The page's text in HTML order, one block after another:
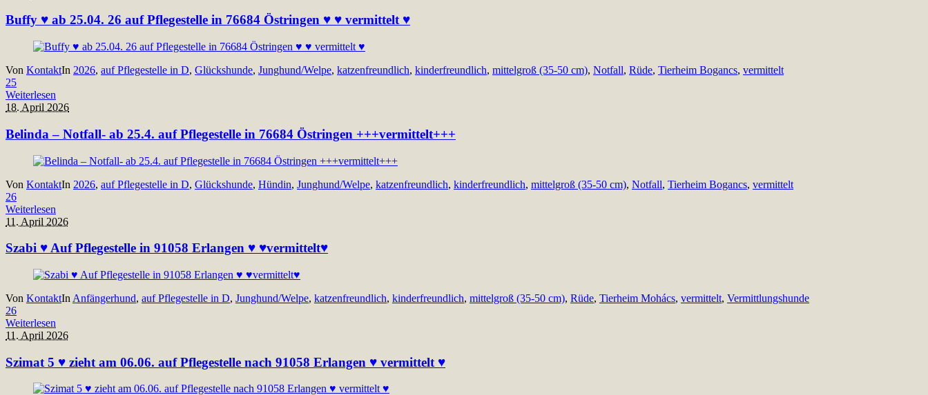
Buffy ♥ ab 25.04. 26 auf Pflegestelle in 76684 Östringen ♥ ♥ vermittelt ♥
Von KontaktIn 2026, auf Pflegestelle in D, Glückshunde, Junghund/Welpe, katzenfreundlich, kinderfreundlich, mittelgroß (35-50 cm), Notfall, Rüde, Tierheim Bogancs, vermittelt
25
Weiterlesen
18. April 2026
Belinda – Notfall- ab 25.4. auf Pflegestelle in 76684 Östringen +++vermittelt+++
Von KontaktIn 2026, auf Pflegestelle in D, Glückshunde, Hündin, Junghund/Welpe, katzenfreundlich, kinderfreundlich, mittelgroß (35-50 cm), Notfall, Tierheim Bogancs, vermittelt
26
Weiterlesen
11. April 2026
Szabi ♥ Auf Pflegestelle in 91058 Erlangen ♥ ♥vermittelt♥
Von KontaktIn Anfängerhund, auf Pflegestelle in D, Junghund/Welpe, katzenfreundlich, kinderfreundlich, mittelgroß (35-50 cm), Rüde, Tierheim Mohács, vermittelt, Vermittlungshunde
26
Weiterlesen
11. April 2026
Szimat 5 ♥ zieht am 06.06. auf Pflegestelle nach 91058 Erlangen ♥ vermittelt ♥